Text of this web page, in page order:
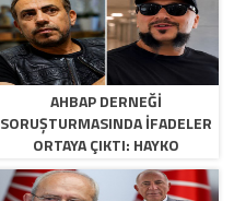
AHBAP DERNEĞI
SORUŞTURMASINDA İFADELER
ORTAYA ÇIKTI: HAYKO
CEPKIN’DEN DIKKAT ÇEKEN
AÇIKLAMALAR